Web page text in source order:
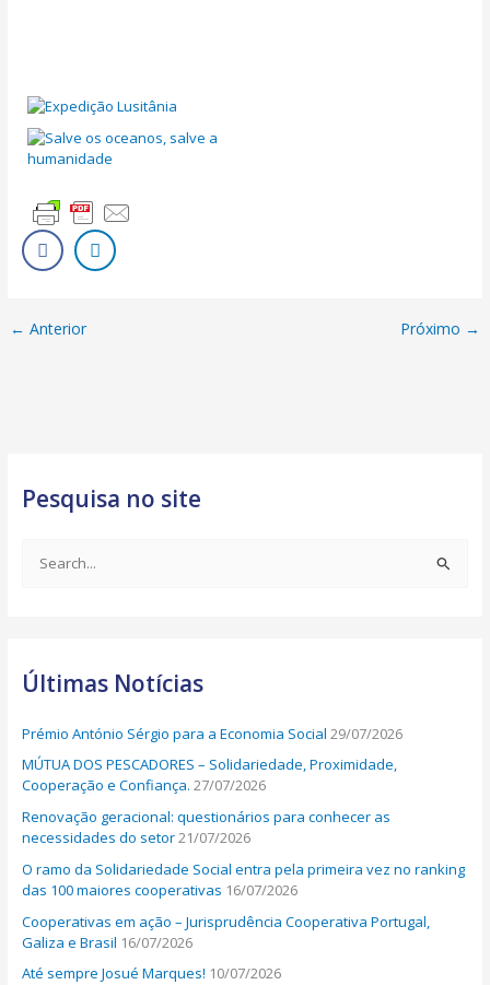
← Anterior Próximo →
Pesquisa no site
c
f
o
r
:
Últimas Notícias
Prémio António Sérgio para a Economia Social 29/07/2026
MÚTUA DOS PESCADORES – Solidariedade, Proximidade,
Cooperação e Confiança. 27/07/2026
Renovação geracional: questionários para conhecer as
necessidades do setor21/07/2026
O ramo da Solidariedade Social entra pela primeira vez no ranking
das 100 maiores cooperativas 16/07/2026
Cooperativas em ação – Jurisprudência Cooperativa Portugal,
Galiza e Brasil 16/07/2026
Até sempre Josué Marques! 10/07/2026